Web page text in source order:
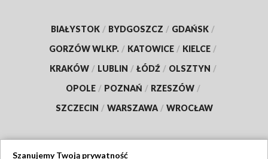
BIAŁYSTOK / BYDGOSZCZ / GDAŃSK /
GORZÓW WLKP. / KATOWICE / KIELCE /
KRAKÓW / LUBLIN / ŁÓDŹ / OLSZTYN /
OPOLE / POZNAŃ / RZESZÓW /
SZCZECIN / WARSZAWA / WROCŁAW
Szanujemy Twoją prywatność